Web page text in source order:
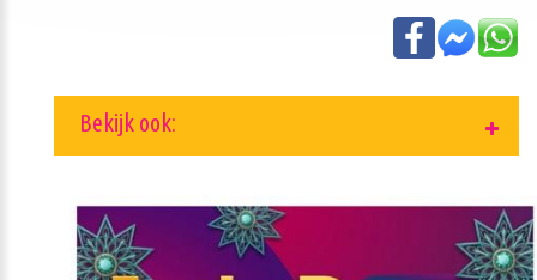
Bekijk ook: